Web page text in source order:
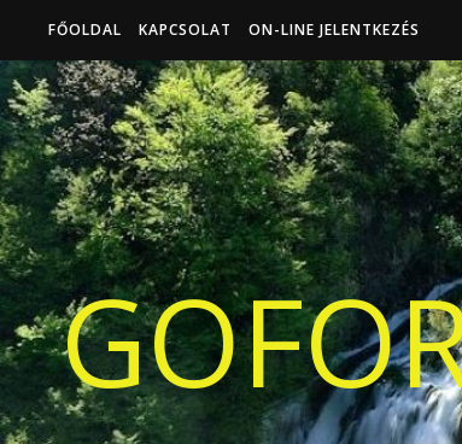
FŐOLDAL KAPCSOLAT ON-LINE JELENTKEZÉS